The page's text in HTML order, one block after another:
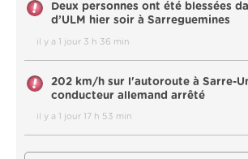
Deux personnes ont été blessées
d’ULM hier soir à Sarreguemines
il y a 1 jour 3 h 36 min
202 km/h sur l'autoroute à Sarre-
conducteur allemand arrêté
il y a 1 jour 17 h 53 min